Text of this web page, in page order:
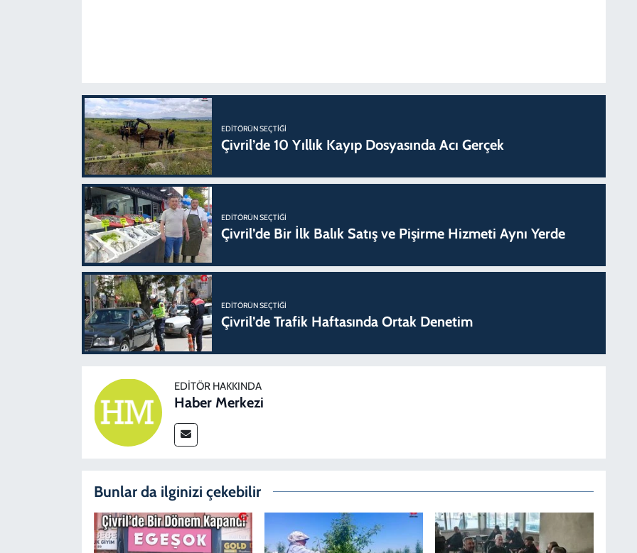
EDITÖRÜN SEÇTIĞI
Çivril’de 10 Yıllık Kayıp Dosyasında Acı Gerçek
EDITÖRÜN SEÇTIĞI
Çivril’de Bir İlk Balık Satış ve Pişirme Hizmeti Aynı Yerde
EDITÖRÜN SEÇTIĞI
Çivril’de Trafik Haftasında Ortak Denetim
EDITÖR HAKKINDA
Haber Merkezi
Bunlar da ilginizi çekebilir